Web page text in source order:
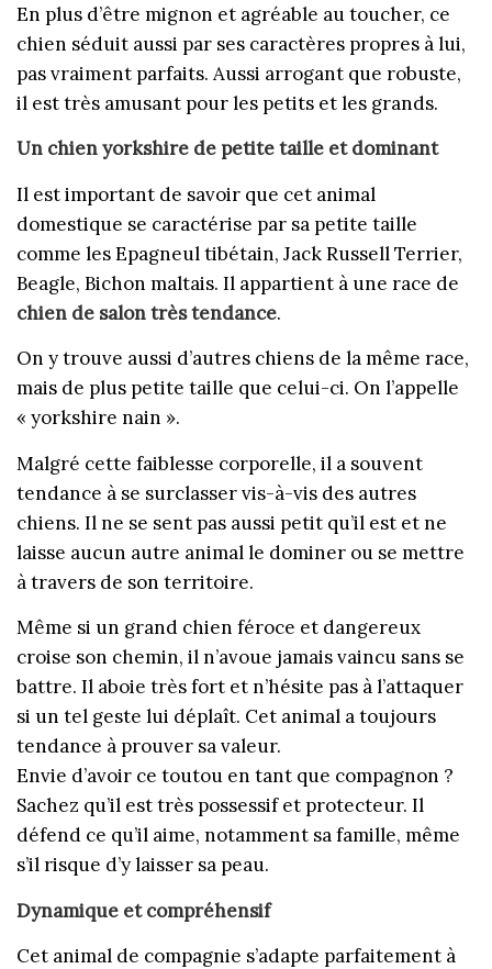
En plus d’être mignon et agréable au toucher, ce
chien séduit aussi par ses caractères propres à lui,
pas vraiment parfaits. Aussi arrogant que robuste,
il est très amusant pour les petits et les grands.
Un chien yorkshire de petite taille et dominant
Il estimportant de savoir que cet animal
domestique se caractérise par sa petite taille
comme les Epagneul tibétain, Jack Russell Terrier,
Beagle, Bichon maltais. Il appartient à une race de
chien de salon très tendance.
On y trouve aussi d’autres chiens de la même race,
mais de plus petite taille que celui-ci. On l’appelle
« yorkshire nain ».
Malgré cette faiblesse corporelle, il a souvent
tendance à se surclasser vis-à-vis des autres
chiens. Il ne se sent pas aussi petit qu’il est et ne
laisse aucun autre animal le dominer ou se mettre
à travers de son territoire.
Même si un grand chien féroce et dangereux
croise son chemin, il n’avoue jamais vaincu sans se
battre. Il aboie très fort et n’hésite pas à l’attaquer
si un tel geste lui déplaît. Cet animal a toujours
tendance à prouver sa valeur.
Envie d’avoir ce toutou en tant que compagnon ?
Sachez qu’il est très possessif et protecteur. Il
défend ce qu’il aime, notamment sa famille, même
s’il risque d’y laisser sa peau.
Dynamique et compréhensif
Cet animal de compagnie s’adapte parfaitement à